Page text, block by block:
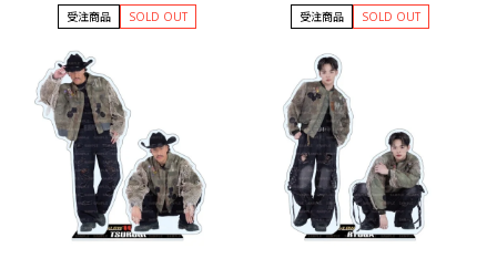
受注商品 SOLD OUT 受注商品 SOLD OUT